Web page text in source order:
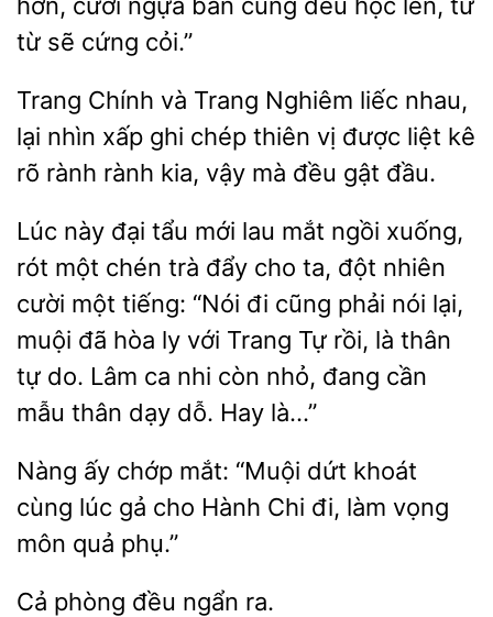
từ sẽ cứng
Trang Chính và Trang Nghiêm liếc
lại nhìn xấp ghi chép thiên vị được liệt kê
rõ rành rành
vậy mà đều gật
Lúc này đại tẩu mới lau
ngồi xuống,
rót một chén trà đẩy cho ta, đột nhiên
cười một tiếng: “Nói đi cũng phải nói lại,
muội
hòa ly với Trang Tự rồi, là thân
tự do. Lâm ca nhi còn nhỏ, đang cần
mẫu thân
dỗ. Hay là…”
Nàng chớp
“Muội dứt khoát
cùng lúc gả
Hành Chi đi, làm vọng
môn quả phụ.”
phòng đều